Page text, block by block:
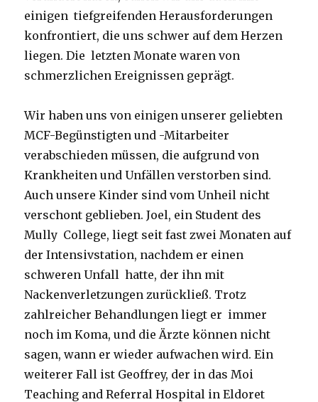
einigen tiefgreifenden Herausforderungen
konfrontiert, die uns schwer auf dem Herzen
liegen. Die letzten Monate waren von
schmerzlichen Ereignissen geprägt.
Wir haben uns von einigen unserer geliebten
MCF-Begünstigten und -Mitarbeiter
verabschieden müssen, die aufgrund von
Krankheiten und Unfällen verstorben sind.
Auch unsere Kinder sind vom Unheil nicht
verschont geblieben. Joel, ein Student des
Mully College, liegt seit fast zwei Monaten auf
der Intensivstation, nachdem er einen
schweren Unfall hatte, der ihn mit
Nackenverletzungen zurückließ. Trotz
zahlreicher Behandlungen liegt er immer
noch im Koma, und die Ärzte können nicht
sagen, wann er wieder aufwachen wird. Ein
weiterer Fall ist Geoffrey, der in das Moi
Teaching and Referral Hospital in Eldoret